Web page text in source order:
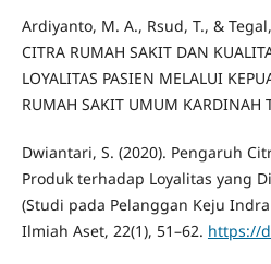
Ardiyanto, M. A., Rsud, T., &
CITRA RUMAH SAKIT DAN
LOYALITAS PASIEN MELALUI
RUMAH SAKIT UMUM KARDINAH
Dwiantari, S. (2020). Pengaruh
Produk terhadap Loyalitas yang
(Studi pada Pelanggan Keju
Ilmiah Aset, 22(1), 51–62. https://